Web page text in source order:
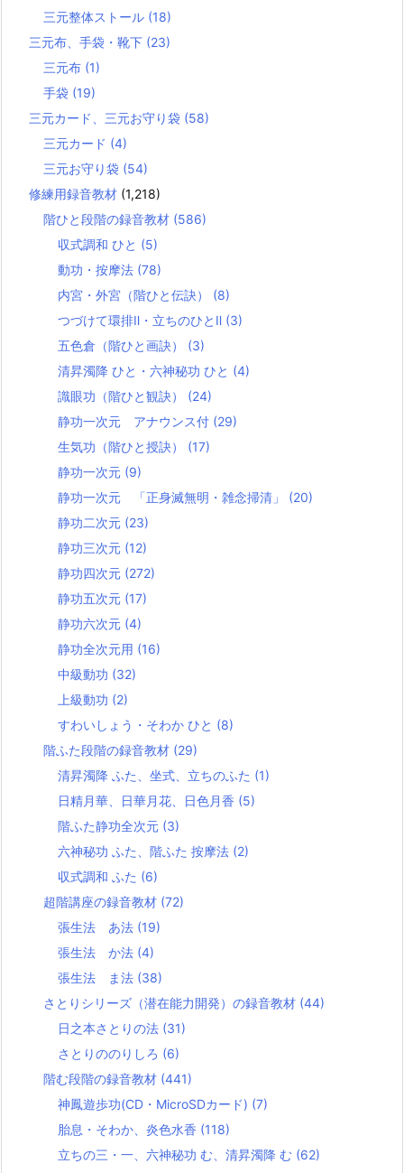
三元整体ストール (18)
三元布、手袋・靴下 (23)
三元布 (1)
手袋 (19)
三元カード、三元お守り袋 (58)
三元カード (4)
三元お守り袋 (54)
修練用録音教材 (1,218)
階ひと段階の録音教材 (586)
収式調和 ひと (5)
動功・按摩法 (78)
内宮・外宮（階ひと伝訣） (8)
つづけて環排Ⅱ・立ちのひとⅡ (3)
五色倉（階ひと画訣） (3)
清昇濁降 ひと・六神秘功 ひと (4)
識眼功（階ひと観訣） (24)
静功一次元 アナウンス付 (29)
生気功（階ひと授訣） (17)
静功一次元 (9)
静功一次元 「正身滅無明・雑念掃清」 (20)
静功二次元 (23)
静功三次元 (12)
静功四次元 (272)
静功五次元 (17)
静功六次元 (4)
静功全次元用 (16)
中級動功 (32)
上級動功 (2)
すわいしょう・そわか ひと (8)
階ふた段階の録音教材 (29)
清昇濁降 ふた、坐式、立ちのふた (1)
日精月華、日華月花、日色月香 (5)
階ふた静功全次元 (3)
六神秘功 ふた、階ふた 按摩法 (2)
収式調和 ふた (6)
超階講座の録音教材 (72)
張生法 あ法 (19)
張生法 か法 (4)
張生法 ま法 (38)
さとりシリーズ（潜在能力開発）の録音教材 (44)
日之本さとりの法 (31)
さとりののりしろ (6)
階む段階の録音教材 (441)
神鳳遊歩功(CD・MicroSDカード) (7)
胎息・そわか、炎色水香 (118)
立ちの三・一、六神秘功 む、清昇濁降 む (62)